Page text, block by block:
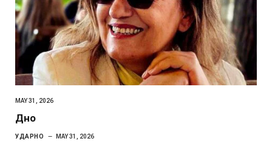
MAY 31, 2026
Дно
УДАРНО MAY 31, 2026